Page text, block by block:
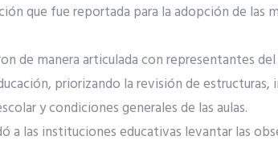
que fue reportada para la adopción de las
de manera articulada con representantes
priorizando la revisión de
y condiciones generales de las aulas.
a las instituciones educativas levantar las